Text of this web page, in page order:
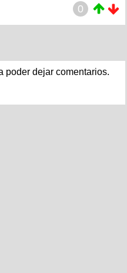
0
poder dejar comentarios.